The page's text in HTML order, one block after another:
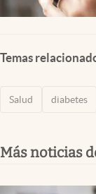
Temas
Salud diabetes
Más noticias